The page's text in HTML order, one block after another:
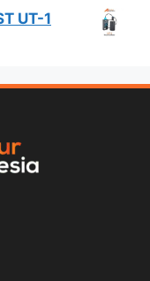
UT-1